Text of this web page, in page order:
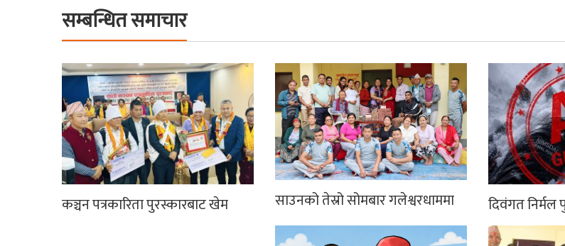
सम्बन्धित समाचार
कञ्चन पत्रकारिता पुरस्कारबाट खेम साउनको तेस्रो सोमबार गलेश्वरधाममा दिवंगत